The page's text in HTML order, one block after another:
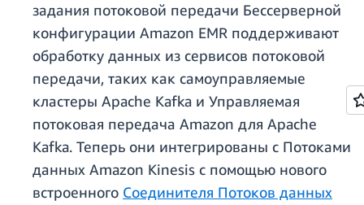
задания потоковой передачи Бессерверной
конфигурации Amazon EMR поддерживают
обработку данных из сервисов потоковой
передачи, таких как самоуправляемые
кластеры Apache Kafka и Управляемая
потоковая передача Amazon для Apache
Kafka. Теперь они интегрированы с Потоками
данных Amazon Kinesis с помощью нового
встроенного Соединителя Потоков данных